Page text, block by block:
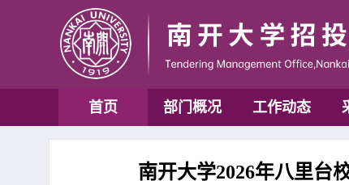
首页 部门概况 工作动态
南开大学2026年八里台